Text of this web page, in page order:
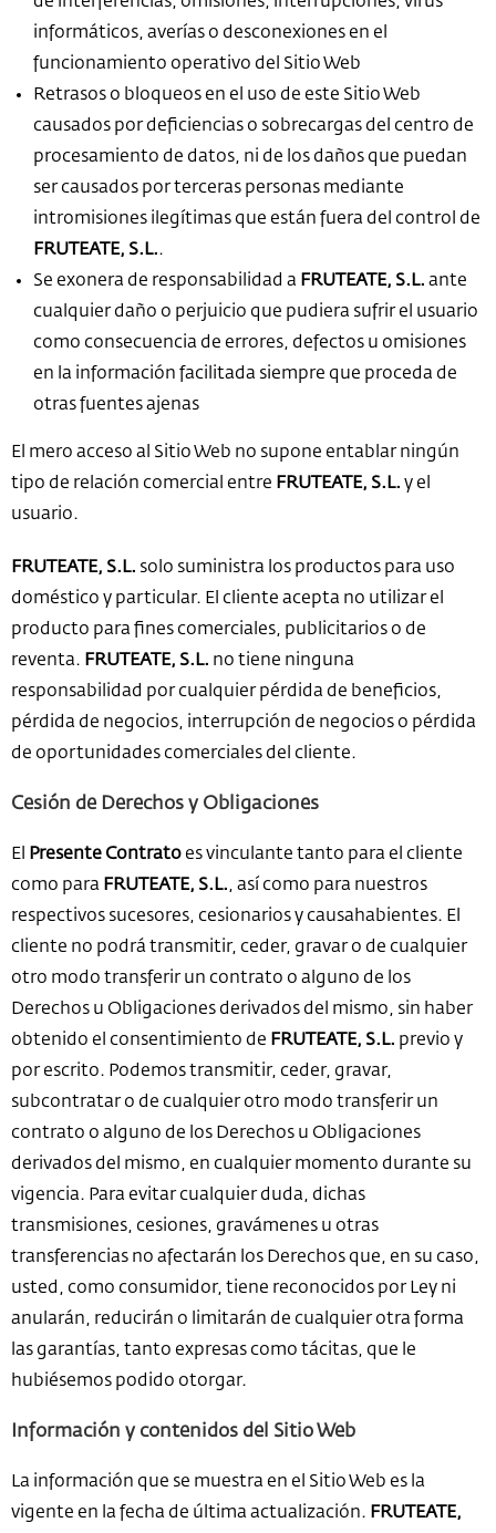
informáticos, averías o desconexiones en el
funcionamiento operativo del Sitio Web
Retrasos o bloqueos en el uso de este Sitio Web
causados por deficiencias o sobrecargas del centro de
procesamiento de datos, ni de los daños que puedan
ser causados por terceras personas mediante
intromisiones ilegítimas que están fuera del control de
FRUTEATE, S.L..
Se exonera de responsabilidad a FRUTEATE, S.L. ante
cualquier daño o perjuicio que pudiera sufrir el usuario
como consecuencia de errores, defectos u omisiones
en la información facilitada siempre que proceda de
otras fuentes ajenas
El mero acceso al Sitio Web no supone entablar ningún
tipo de relación comercial entre FRUTEATE, S.L. y el
usuario.
FRUTEATE, S.L. solo suministra los productos para uso
doméstico y particular. El cliente acepta no utilizar el
producto para fines comerciales, publicitarios o de
reventa. FRUTEATE, S.L. no tiene ninguna
responsabilidad por cualquier pérdida de beneficios,
pérdida de negocios, interrupción de negocios o pérdida
de oportunidades comerciales del cliente.
Cesión de Derechos y Obligaciones
El Presente Contrato es vinculante tanto para el cliente
como para FRUTEATE, S.L., así como para nuestros
respectivos sucesores, cesionarios y causahabientes. El
cliente no podrá transmitir, ceder, gravar o de cualquier
otro modo transferir un contrato o alguno de los
Derechos u Obligaciones derivados del mismo, sin haber
obtenido el consentimiento de FRUTEATE, S.L. previo y
por escrito. Podemos transmitir, ceder, gravar,
subcontratar o de cualquier otro modo transferir un
contrato o alguno de los Derechos u Obligaciones
derivados del mismo, en cualquier momento durante su
vigencia. Para evitar cualquier duda, dichas
transmisiones, cesiones, gravámenes u otras
transferencias no afectarán los Derechos que, en su caso,
usted, como consumidor, tiene reconocidos por Ley ni
anularán, reducirán o limitarán de cualquier otra forma
las garantías, tanto expresas como tácitas, que le
hubiésemos podido otorgar.
Información y contenidos del Sitio Web
La información que se muestra en el Sitio Web es la
vigente en la fecha de última actualización. FRUTEATE,